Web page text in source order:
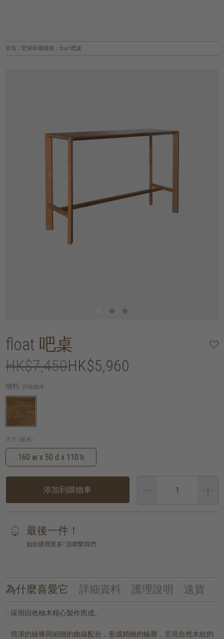
首頁 / 吧凳和櫃檯凳 / float 吧桌
float 吧桌
HK$7,450HK$5,960
物料: 回收柚木
尺寸 (厘米):
160 w x 50 d x 110 h
添加到購物車
最後一件！
如欲購買更多? 請聯繫我們
為什麼喜愛它 詳細資料 護理說明 送貨
採用回收柚木精心製作而成。
簡潔的線條與細緻的曲線配合，形成精緻的輪廓，呈現自然木紋的